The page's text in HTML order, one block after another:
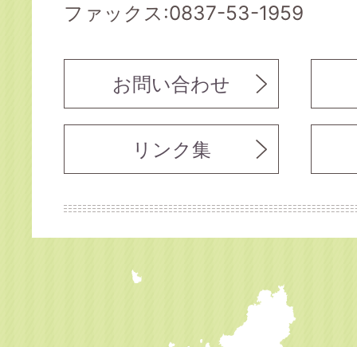
ファックス:0837-53-1959
お問い合わせ
リンク集